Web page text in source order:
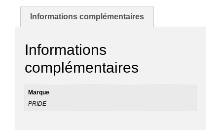
Informations complémentaires
Informations
complémentaires
Marque
PRIDE